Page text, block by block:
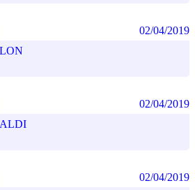
02/04/2019
02/04/2019
02/04/2019